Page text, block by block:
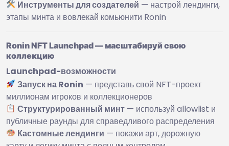
Инструменты для создателей — настрой лендинги,
этапы минта и вовлекай комьюнити Ronin
Ronin NFT Launchpad — масштабируй свою
коллекцию
Launchpad-возможности
Запуск на Ronin — представь свой NFT-проект
миллионам игроков и коллекционеров
Структурированный минт — используй allowlist и
публичные раунды для справедливого распределения
Кастомные лендинги — покажи арт, дорожную